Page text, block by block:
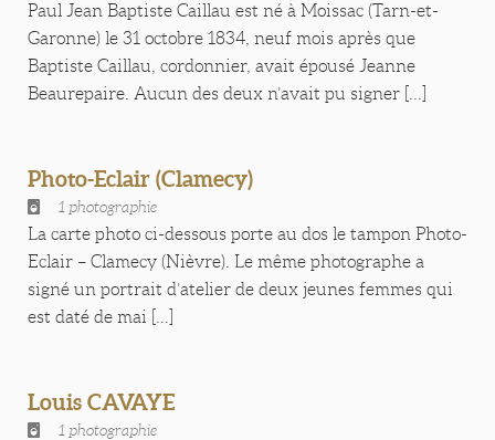
Paul Jean Baptiste Caillau est né à Moissac (Tarn-et-
Garonne) le 31 octobre 1834, neuf mois après que
Baptiste Caillau, cordonnier, avait épousé Jeanne
Beaurepaire. Aucun des deux n’avait pu signer [...]
Photo-Eclair (Clamecy)
1 photographie
La carte photo ci-dessous porte au dos le tampon Photo-
Eclair – Clamecy (Nièvre). Le même photographe a
signé un portrait d’atelier de deux jeunes femmes qui
est daté de mai [...]
Louis CAVAYE
1 photographie